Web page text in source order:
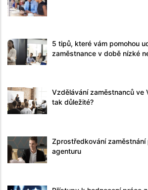
5 tipů, které vám pomohou
zaměstnance v době nízké
Vzdělávání zaměstnanců ve
tak důležité?
Zprostředkování
agenturu